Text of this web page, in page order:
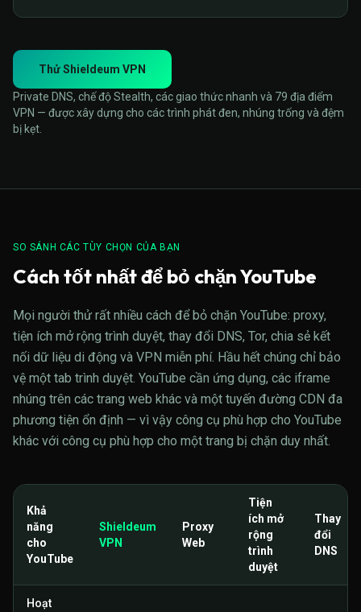
Thử Shieldeum VPN
Private DNS, chế độ Stealth, các giao thức nhanh và 79 địa điểm
VPN — được xây dựng cho các trình phát đen, nhúng trống và đệm
bị kẹt.
SO SÁNH CÁC TÙY CHỌN CỦA BẠN
Cách tốt nhất để bỏ chặn YouTube
Mọi người thử rất nhiều cách để bỏ chặn YouTube: proxy,
tiện ích mở rộng trình duyệt, thay đổi DNS, Tor, chia sẻ kết
nối dữ liệu di động và VPN miễn phí. Hầu hết chúng chỉ bảo
vệ một tab trình duyệt. YouTube cần ứng dụng, các iframe
nhúng trên các trang web khác và một tuyến đường CDN đa
phương tiện ổn định — vì vậy công cụ phù hợp cho YouTube
khác với công cụ phù hợp cho một trang bị chặn duy nhất.
Khả
năng
cho
YouTube
Shieldeum
VPN
Proxy
Web
Tiện
ích mở
rộng
trình
duyệt
Thay
đổi
DNS
Hoạt